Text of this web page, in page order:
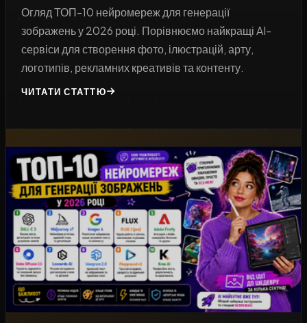
Огляд ТОП-10 нейромереж для генерації
зображень у 2026 році. Порівнюємо найкращі AI-
сервіси для створення фото, ілюстрацій, арту,
логотипів, рекламних креативів та контенту.
ЧИТАТИ СТАТТЮ